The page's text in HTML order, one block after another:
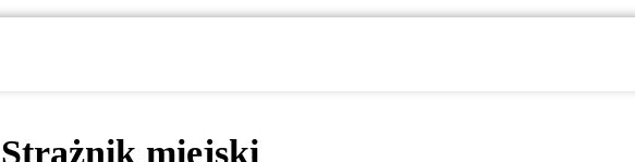
Strażnik miejski